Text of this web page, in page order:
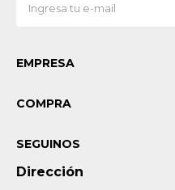
EMPRESA
COMPRA
Dirección
SEGUINOS